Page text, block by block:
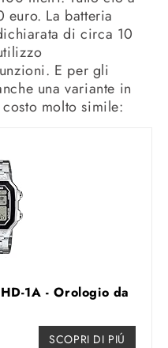
La batteria
di circa 10
E per gli
una variante in
molto simile:
1A - Orologio da
SCOPRI DI PIÚ